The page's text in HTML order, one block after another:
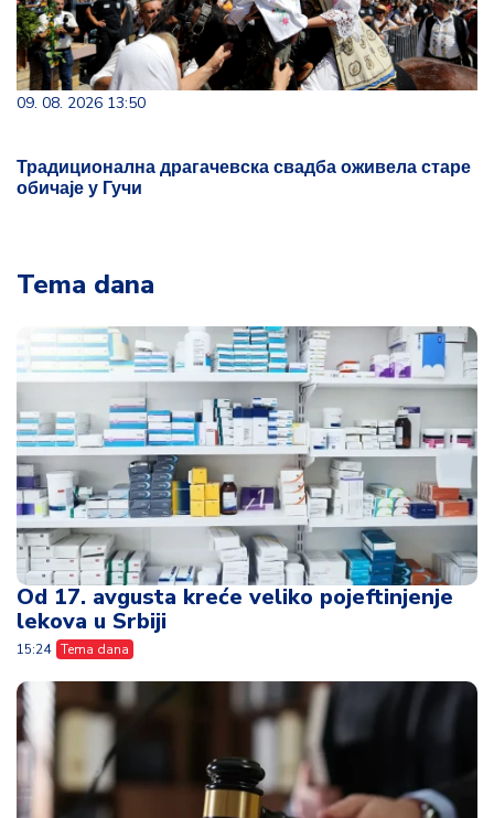
09. 08. 2026 13:50
Традиционална драгачевска свадба оживела старе
обичаје у Гучи
Tema dana
Od 17. avgusta kreće veliko pojeftinjenje
lekova u Srbiji
15:24 Tema dana